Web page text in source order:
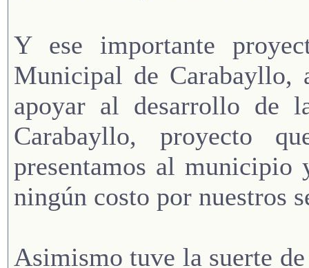
Y ese importante
Municipal de Carabayllo,
apoyar al desarrollo de
Carabayllo, proyecto
presentamos al
ningún costo por nuestros
Asimismo tuve la suerte